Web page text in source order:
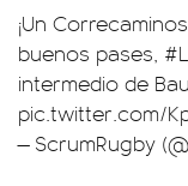
¡Un
buenos pases,
intermedio de
pic.twitter.com/
— ScrumRugby